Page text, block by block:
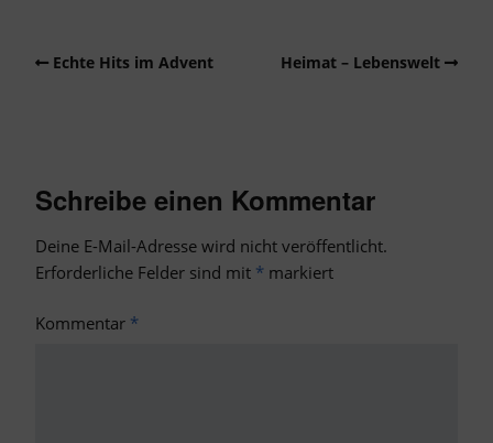
Echte Hits im Advent Heimat – Lebenswelt
Schreibe einen Kommentar
Deine E-Mail-Adresse wird nicht veröffentlicht.
Erforderliche Felder sind mit * markiert
Kommentar *